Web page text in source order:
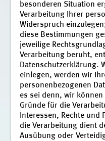
besonderen Situation
Verarbeitung Ihrer
Widerspruch
diese Bestimmungen
jeweilige
Verarbeitung beruht,
Datenschutzerklärung.
einlegen, werden wir
personenbezogenen
es sei denn, wir
Gründe für die
Interessen, Rechte und
die Verarbeitung dient
Ausübung oder